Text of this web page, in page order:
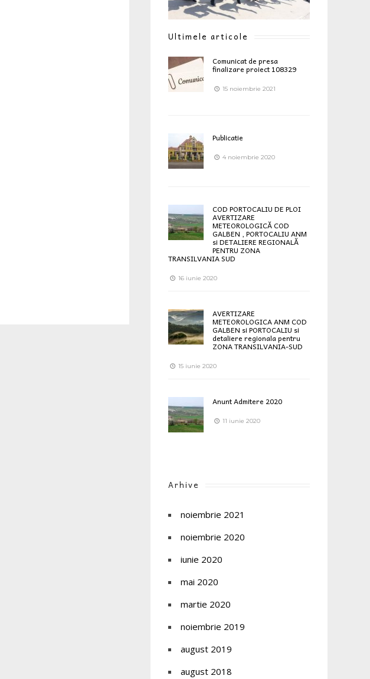
Ultimele articole
Comunicat de presa
finalizare proiect 108329
15 noiembrie 2021
Publicatie
4 noiembrie 2020
COD PORTOCALIU DE PLOI
AVERTIZARE
METEOROLOGICĂ COD
GALBEN , PORTOCALIU ANM
si DETALIERE REGIONALĂ
PENTRU ZONA
TRANSILVANIA SUD
16 iunie 2020
AVERTIZARE
METEOROLOGICA ANM COD
GALBEN si PORTOCALIU si
detaliere regionala pentru
ZONA TRANSILVANIA-SUD
15 iunie 2020
Anunt Admitere 2020
11 iunie 2020
Arhive
noiembrie 2021
noiembrie 2020
iunie 2020
mai 2020
martie 2020
noiembrie 2019
august 2019
august 2018